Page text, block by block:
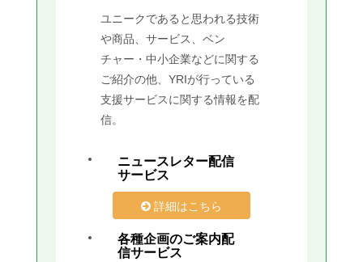
ユニークであると思われる技術
や商品、サービス、ベン
チャー・中小企業などに関する
ご紹介の他、YRIが行っている
支援サービスに関する情報を配
信。
ニュースレター配信
サービス
詳細はこちら
各種企画のご案内配
信サービス